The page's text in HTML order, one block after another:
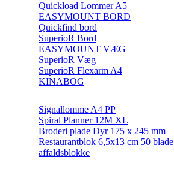
Quickload Lommer A5
EASYMOUNT BORD
Quickfind bord
SuperioR Bord
EASYMOUNT VÆG
SuperioR Væg
SuperioR Flexarm A4
KINABOG
Signallomme A4 PP
Spiral Planner 12M XL
Broderi plade Dyr 175 x 245 mm
Restaurantblok 6,5x13 cm 50 blade
affaldsblokke